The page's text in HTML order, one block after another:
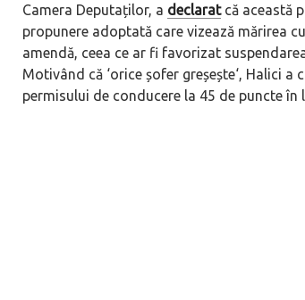
Camera Deputaților, a declaratcă această
propunere adoptată care vizează mărirea
amendă, ceea ce ar fi favorizat
Motivând că ‘orice șofer greșește‘, Halici a
permisului de conducere la 45 de puncte în